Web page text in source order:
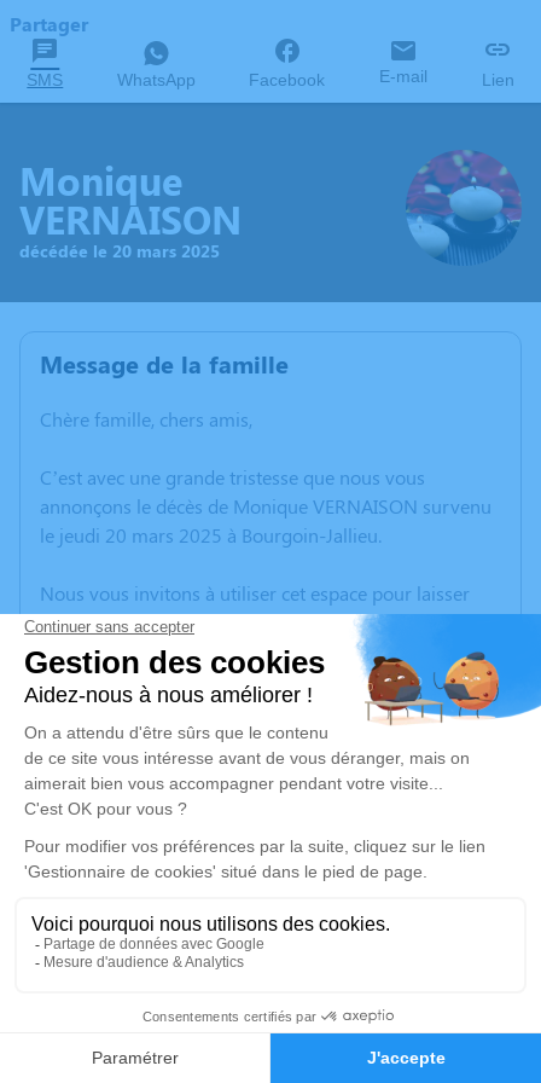
Faire-part Hommages
Partager
SMS WhatsApp Facebook E-mail Lien
Monique
VERNAISON
décédée le 20 mars 2025
Message de la famille
Chère famille, chers amis,
C’est avec une grande tristesse que nous vous
annonçons le décès de Monique VERNAISON survenu
le jeudi 20 mars 2025 à Bourgoin-Jallieu.
Nous vous invitons à utiliser cet espace pour laisser
vos condoléances, partager des photos souvenirs, une
anecdote ou exprimer vos pensées à travers des
poèmes ou des textes. Cet endroit est un lieu
d'expression dédié à honorer la mémoire de Monique
VERNAISON.
Un service de plantation d’arbre hommage est
disponible ici.
Je rends hommage
Cérémonie
Eglise St Antoine (Charvieu) Boulevard des
Tréfileries